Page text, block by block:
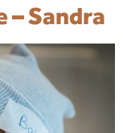
– Sandra